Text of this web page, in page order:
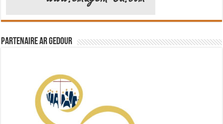
Partenaire Ar Gedour